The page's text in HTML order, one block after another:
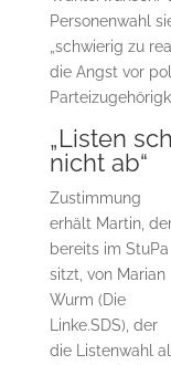
Personenwahl
„schwierig zu
die Angst vor
„Listen
nicht ab“
Zustimmung
erhält Martin,
bereits im StuPa
sitzt, von Marian
Wurm (Die
Linke.SDS), der
die Listenwahl